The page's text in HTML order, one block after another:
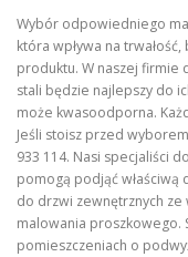
Wybór odpowiedniego
która wpływa na
produktu. W naszej firmie
stali będzie najlepszy do
może kwasoodporna.
Jeśli stoisz przed
933 114. Nasi specjaliści
pomogą podjąć właściwą
do drzwi zewnętrznych ze
malowania proszkowego.
pomieszczeniach o